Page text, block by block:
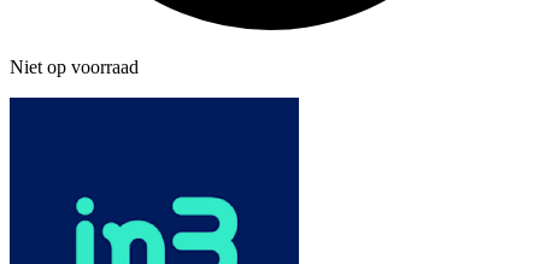
Niet op voorraad